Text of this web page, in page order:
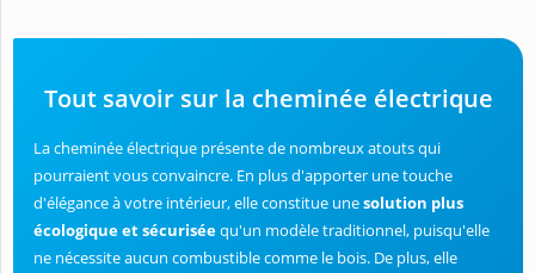
Tout savoir sur la cheminée électrique
La cheminée électrique présente de nombreux atouts qui
pourraient vous convaincre. En plus d'apporter une touche
d'élégance à votre intérieur, elle constitue unesolution plus
écologique et sécuriséequ'un modèle traditionnel, puisqu'elle
ne nécessite aucun combustible comme le bois. De plus, elle